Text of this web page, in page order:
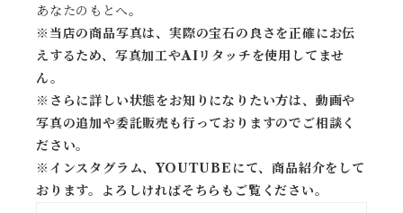
あなたのもとへ。
※当店の商品写真は、実際の宝石の良さを正確にお伝
えするため、写真加工やAIリタッチを使用してませ
ん。
※ さらに詳しい状態をお知りになりたい方は、動画や
写真の追加や委託販売も行っておりますのでご相談く
ださい。
※ インスタグラム、YOUTUBEにて、商品紹介をして
おります。よろしければそちらもご覧ください。